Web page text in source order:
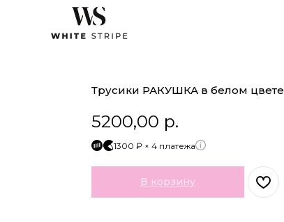
Трусики РАКУШКА в белом цвете
5200,00 р.
1300 ₽ × 4 платежа
В корзину